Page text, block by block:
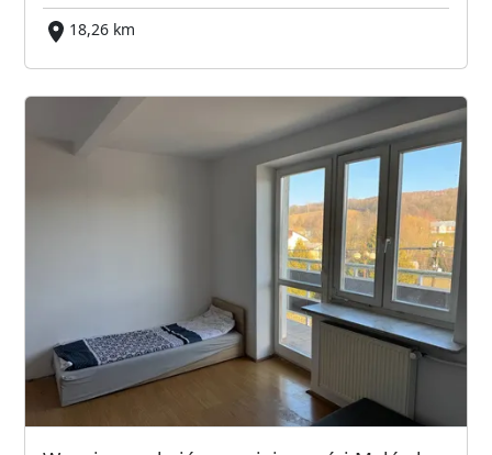
18,26 km